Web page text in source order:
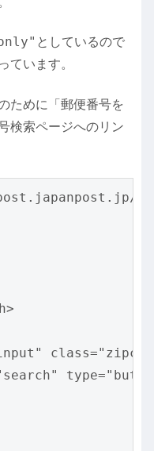
としているので
ています。
ために「郵便番号を
検索ページへのリン